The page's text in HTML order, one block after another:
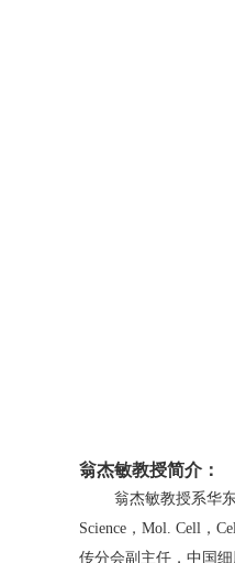
翁杰敏教授简介：
翁杰敏教授系华
Science ， Mol. Cell ，
传分会副主任，中国